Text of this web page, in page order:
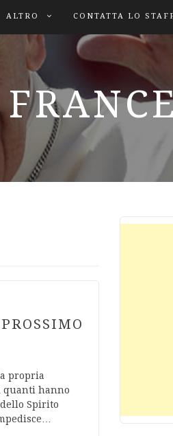
ALTRO CONTATTA LO
propria
quanti hanno
Spirito